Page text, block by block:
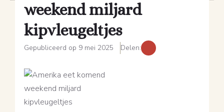
weekend miljard
kipvleugeltjes
Gepubliceerd op 9 mei 2025 Delen: